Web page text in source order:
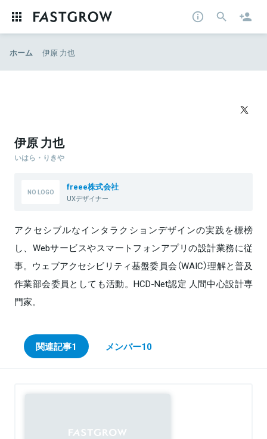
ホーム 伊原 力也
伊原 力也
いはら・りきや
freee株式会社
UXデザイナー
アクセシブルなインタラクションデザインの実践を標榜
し、Webサービスやスマートフォンアプリの設計業務に従
事。ウェブアクセシビリティ基盤委員会（WAIC）理解と普及
作業部会委員としても活動。HCD-Net認定 人間中心設計専
門家。
関連記事1 メンバー10